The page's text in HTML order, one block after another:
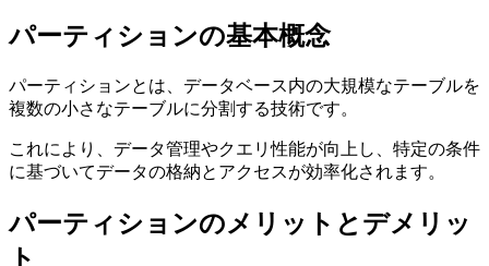
パーティションの基本概念
パーティションとは、データベース内の大規模なテーブルを
複数の小さなテーブルに分割する技術です。
これにより、データ管理やクエリ性能が向上し、特定の条件
に基づいてデータの格納とアクセスが効率化されます。
パーティションのメリットとデメリッ
ト